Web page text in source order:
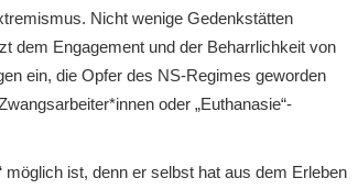
Nicht wenige Gedenkstätten
dem Engagement und der Beharrlichkeit von
ein, die Opfer des NS-Regimes geworden
oder „Euthanasie“-
ist, denn er selbst hat aus dem Erleben